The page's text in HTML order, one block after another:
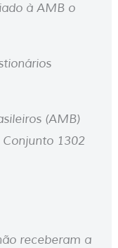
à AMB o
(AMB)
Conjunto 1302
receberam a